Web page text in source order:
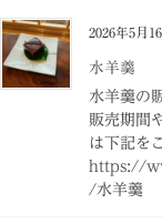
2026年5月
水羊羹
水羊羹の
販売期間
は下記を
https://
/水羊羹